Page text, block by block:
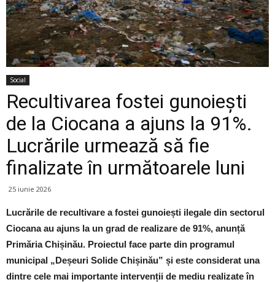
Social
Recultivarea fostei gunoiești
de la Ciocana a ajuns la 91%.
Lucrările urmează să fie
finalizate în următoarele luni
25 iunie 2026
Lucrările de recultivare a fostei gunoiești ilegale din sectorul
Ciocana au ajuns la un grad de realizare de 91%, anunță
Primăria Chișinău. Proiectul face parte din programul
municipal „Deșeuri Solide Chișinău” și este considerat una
dintre cele mai importante intervenții de mediu realizate în